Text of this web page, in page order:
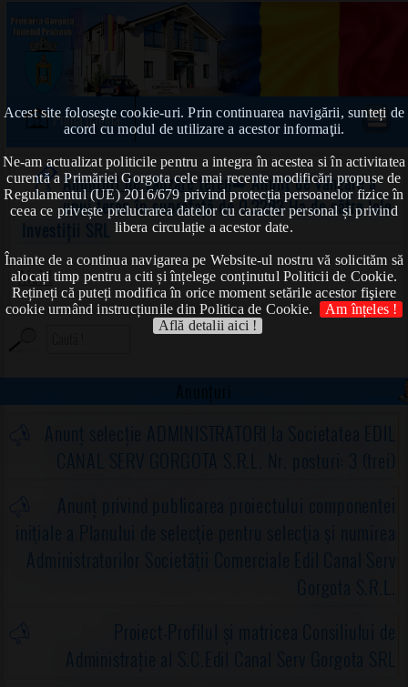
Acest site foloseşte cookie-uri. Prin continuarea navigării, sunteți de
acord cu modul de utilizare a acestor informaţii.
Ne-am actualizat politicile pentru a integra în acestea si în activitatea
curentă a Primăriei Gorgota cele mai recente modificări propuse de
Regulamentul (UE) 2016/679 privind protecția persoanelor fizice în
ceea ce privește prelucrarea datelor cu caracter personal și privind
libera circulație a acestor date.
Înainte de a continua navigarea pe Website-ul nostru vă solicităm să
alocați timp pentru a citi și înțelege conținutul Politicii de Cookie.
Rețineți că puteți modifica în orice moment setările acestor fişiere
cookie urmând instrucțiunile din Politica de Cookie.
Am înțeles !
Află detalii aici !
Prima pagină
Anunțuri de vânzare teren➠ Anunț de vânzare a
unui teren în suprafață de 0,2283 Ha de către Iole
Aici !
Anunțuri
Anunț selecție ADMINISTRATORI la Societatea EDIL
CANAL SERV GORGOTA S.R.L. Nr. posturi: 3 (trei)
Anunț privind publicarea proiectului componentei
iniţiale a Planului de selecţie pentru selecţia şi numirea
Administratorilor Societăţii Comerciale Edil Canal Serv
Gorgota S.R.L.
Proiect-Profilul și matricea Consiliului de
Administrație al S.C.Edil Canal Serv Gorgota SRL